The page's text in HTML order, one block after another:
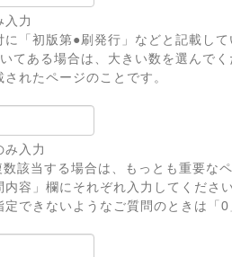
力
「初版第●刷発行」などと記載し
てある場合は、大きい数を選んで
れたページのことです。
入力
該当する場合は、もっとも重要な
容」欄にそれぞれ入力してください
できないようなご質問のときは「0